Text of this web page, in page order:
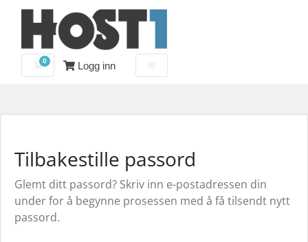
0
HandlevognLogg inn
Tilbakestille passord
Glemt ditt passord? Skriv inn e-postadressen din
under for å begynne prosessen med å få tilsendt nytt
passord.